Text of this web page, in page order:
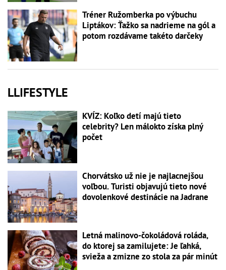
Tréner Ružomberka po výbuchu
Liptákov: Ťažko sa nadrieme na gól a
potom rozdávame takéto darčeky
LLIFESTYLE
KVÍZ: Koľko detí majú tieto
celebrity? Len málokto získa plný
počet
Chorvátsko už nie je najlacnejšou
voľbou. Turisti objavujú tieto nové
dovolenkové destinácie na Jadrane
Letná malinovo-čokoládová roláda,
do ktorej sa zamilujete: Je ľahká,
svieža a zmizne zo stola za pár minút